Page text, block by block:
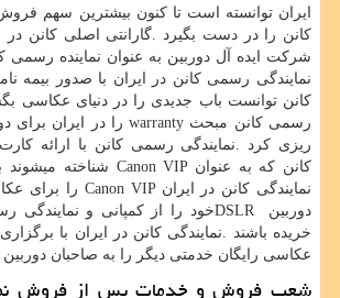
ایران توانسته است تا کنون بیشترین سهم
کانن را در دست بگیرد .گارانتی اصلی کانن در
شرکت ایده آل دوربین به عنوان نماینده رسمی
نمایندگی رسمی کانن در ایران با صدور بیمه
کانن توانست باب جدیدی را در دنیای عکاسی
رسمی کانن مبحث warranty را در ایران برای
ریزی کرد.نمایندگی رسمی کانن با ارائه
کانن که به عنوان Canon VIP شناخته
نمایندگی کانن در ایران Canon VIP را برای
دوربین
DSLRخود را از کمپانی و نمایندگی
خریده باشند .نمایندگی کانن در ایران با
عکاسی رایگان خدمتی دیگر را به صاحبان دوربین
شعب فروش و خدمات پس از فروش